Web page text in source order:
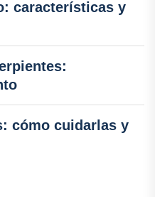
características y
cómo cuidarlas y